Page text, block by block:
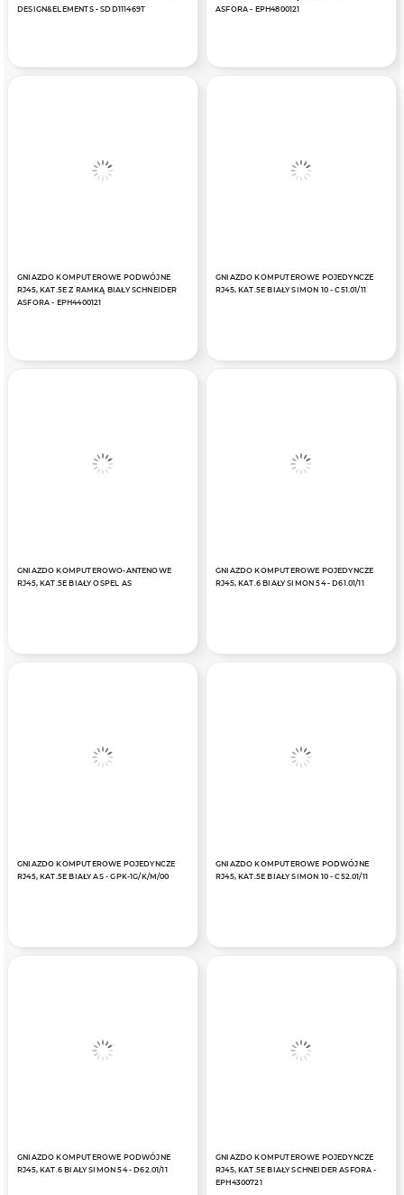
DESIGN&ELEMENTS - SDD111469T
ASFORA - EPH4800121
GNIAZDO KOMPUTEROWE PODWÓJNE
RJ45, KAT.5E Z RAMKĄ BIAŁY SCHNEIDER
ASFORA - EPH4400121
GNIAZDO KOMPUTEROWE POJEDYNCZE
RJ45, KAT.5E BIAŁY SIMON 10 - C51.01/11
GNIAZDO KOMPUTEROWO-ANTENOWE
RJ45, KAT.5E BIAŁY OSPEL AS
GNIAZDO KOMPUTEROWE POJEDYNCZE
RJ45, KAT.6 BIAŁY SIMON 54 - D61.01/11
GNIAZDO KOMPUTEROWE POJEDYNCZE
RJ45, KAT.5E BIAŁY AS - GPK-1G/K/M/00
GNIAZDO KOMPUTEROWE PODWÓJNE
RJ45, KAT.5E BIAŁY SIMON 10 - C52.01/11
GNIAZDO KOMPUTEROWE PODWÓJNE
RJ45, KAT.6 BIAŁY SIMON 54 - D62.01/11
GNIAZDO KOMPUTEROWE POJEDYNCZE
RJ45, KAT.5E BIAŁY SCHNEIDER ASFORA -
EPH4300721